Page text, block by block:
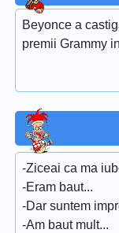
Beyonce a
premii Grammy
-Ziceai ca ma
-Eram baut...
-Dar suntem
-Am baut mult...